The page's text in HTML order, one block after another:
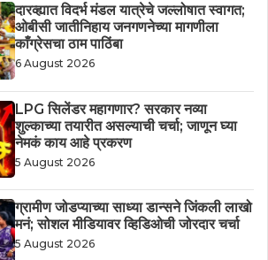
दारव्ह्यात विदर्भ मंडल यात्रेचे जल्लोषात स्वागत;
ओबीसी जातीनिहाय जनगणनेच्या मागणीला
काँग्रेसचा ठाम पाठिंबा
6 August 2026
LPG सिलेंडर महागणार? सरकार नव्या
शुल्काच्या तयारीत असल्याची चर्चा; जाणून घ्या
नेमकं काय आहे प्रकरण
5 August 2026
ग्रामीण जोडप्याच्या साध्या डान्सने जिंकली लाखो
मनं; सोशल मीडियावर व्हिडिओची जोरदार चर्चा
5 August 2026